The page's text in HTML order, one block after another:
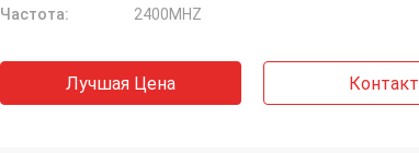
Частота:
2400MHZ
Лучшая Цена Контакт